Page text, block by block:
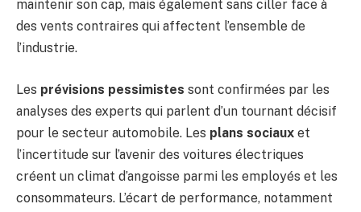
maintenir son cap, mais également sans ciller face à
des vents contraires qui affectent l’ensemble de
l’industrie.
Les prévisions pessimistes sont confirmées par les
analyses des experts qui parlent d’un tournant décisif
pour le secteur automobile. Les plans sociaux et
l’incertitude sur l’avenir des voitures électriques
créent un climat d’angoisse parmi les employés et les
consommateurs. L’écart de performance, notamment